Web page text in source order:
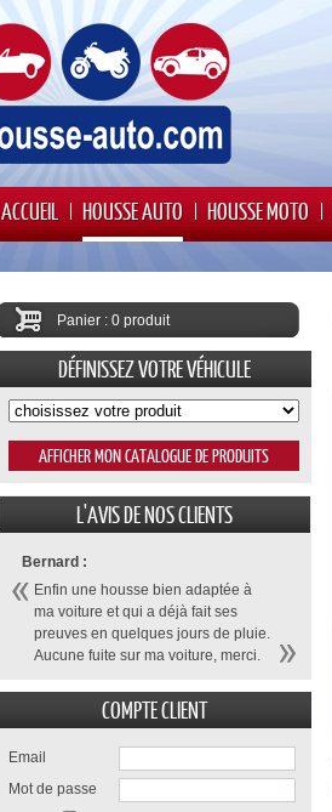
ACCUEIL HOUSSE AUTO HOUSSE MOTO
Panier : 0 produit
DÉFINISSEZ VOTRE VÉHICULE
L'AVIS DE NOS CLIENTS
Bernard :
Enfin une housse bien adaptée à
ma voiture et qui a déjà fait ses
preuves en quelques jours de pluie.
Aucune fuite sur ma voiture, merci.
COMPTE CLIENT
Email
Mot de passe